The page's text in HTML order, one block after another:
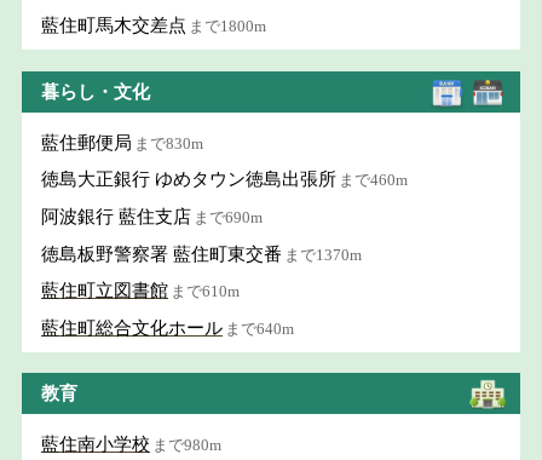
藍住町馬木交差点 まで1800m
暮らし・文化
藍住郵便局 まで830m
徳島大正銀行 ゆめタウン徳島出張所 まで460m
阿波銀行 藍住支店 まで690m
徳島板野警察署 藍住町東交番 まで1370m
藍住町立図書館 まで610m
藍住町総合文化ホール まで640m
教育
藍住南小学校 まで980m